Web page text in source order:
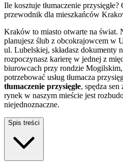
Ile kosztuje tłumaczenie
przewodnik dla mieszkańców
Kraków to miasto otwarte na świat.
planujesz ślub z obcokrajowcem w
ul. Lubelskiej, składasz dokumenty
rozpoczynasz karierę w jednej z
biurowcach przy rondzie
potrzebować usług tłumacza
tłumaczenie przysięgłe, spędza
rynek w naszym mieście jest
niejednoznaczne.
Spis treści